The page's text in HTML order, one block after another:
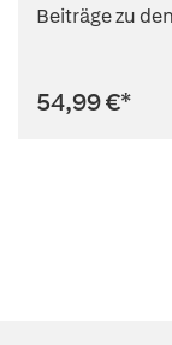
Beiträge zu
54,99 €*